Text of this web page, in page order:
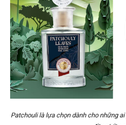
Patchouli là lựa chọn dành cho những